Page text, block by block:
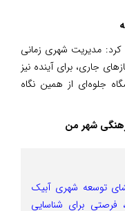
مدیریت شهری زمانی
جاری، برای آینده نیز
جلوه‌ای از همین نگاه
شهر من
توسعه شهری آبیک
برای شناسایی